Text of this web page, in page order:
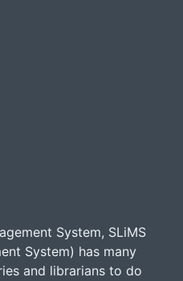
System, SLiMS
System) has many
and librarians to do